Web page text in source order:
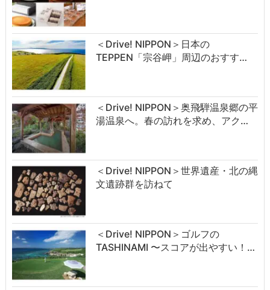
＜Drive! NIPPON＞日本の
TEPPEN「宗谷岬」周辺のおすす…
＜Drive! NIPPON＞奥飛騨温泉郷の平
湯温泉へ。春の訪れを求め、アク…
＜Drive! NIPPON＞世界遺産・北の縄
文遺跡群を訪ねて
＜Drive! NIPPON＞ゴルフの
TASHINAMI 〜スコアが出やすい！…